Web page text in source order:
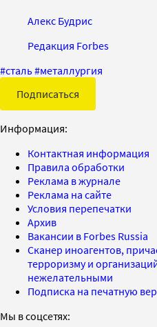
Алекс Будрис
Редакция Forbes
#сталь#металлургия
Подписаться
Информация:
Контактная информация
Правила обработки
Реклама в журнале
Реклама на сайте
Условия перепечатки
Архив
Вакансии в Forbes Russia
Сканер иноагентов,
терроризму и
нежелательными
Подписка на печатную
Мы в соцсетях: